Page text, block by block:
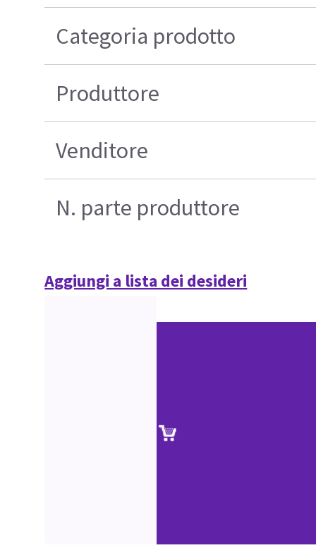
Categoria prodotto
Produttore
Venditore
N. parte produttore
Aggiungi a lista dei desideri